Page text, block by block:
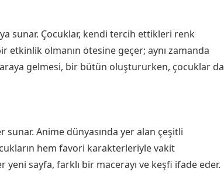
sunar. Çocuklar, kendi tercih ettikleri renk
etkinlik olmanın ötesine geçer; aynı zamanda
gelmesi, bir bütün oluştururken, çocuklar da
sunar. Anime dünyasında yer alan çeşitli
hem favori karakterleriyle vakit
sayfa, farklı bir macerayı ve keşfi ifade eder.